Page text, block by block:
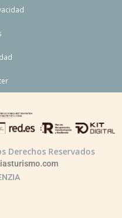
Derechos Reservados